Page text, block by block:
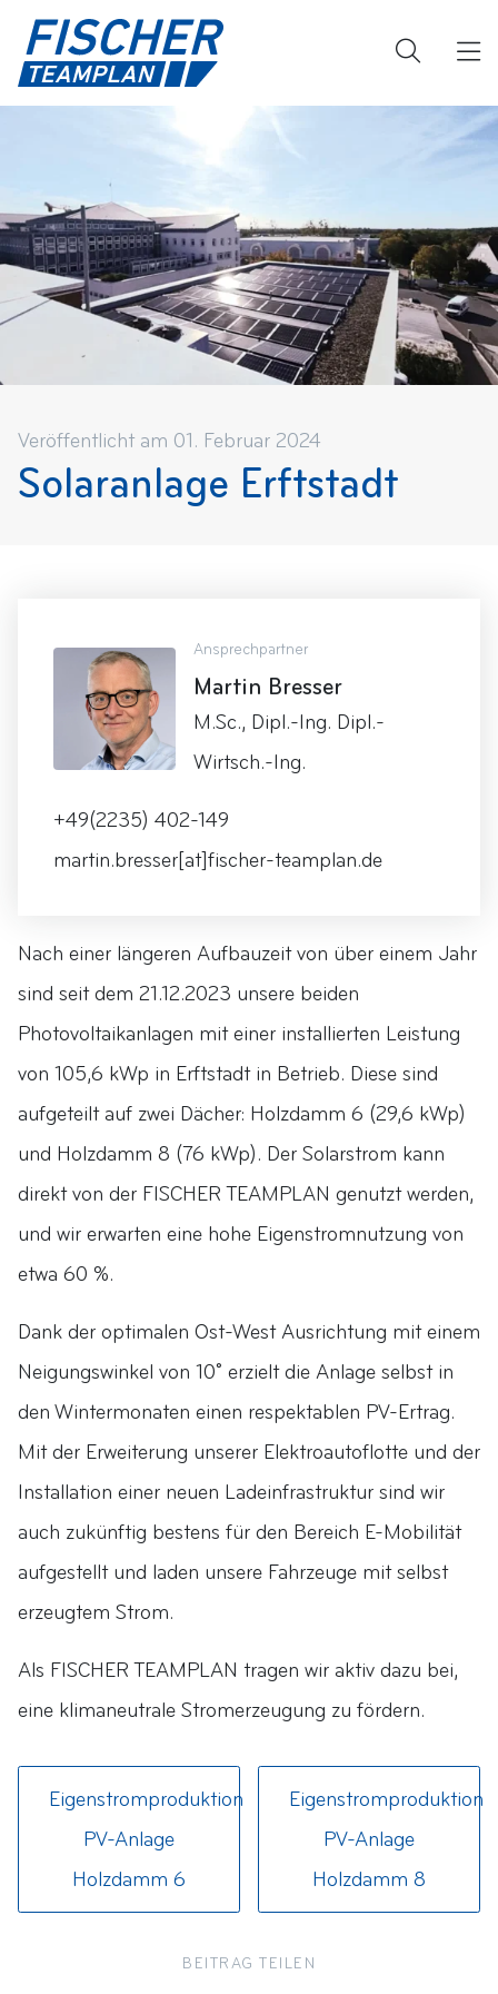
Veröffentlicht am 01. Februar 2024
Solaranlage Erftstadt
Nach einer längeren Aufbauzeit von über einem Jahr
sind seit dem 21.12.2023 unsere beiden
Photovoltaikanlagen mit einer installierten Leistung
von 105,6 kWp in Erftstadt in Betrieb. Diese sind
aufgeteilt auf zwei Dächer: Holzdamm 6 (29,6 kWp)
und Holzdamm 8 (76 kWp). Der Solarstrom kann
direkt von der FISCHER TEAMPLAN genutzt werden,
und wir erwarten eine hohe Eigenstromnutzung von
etwa 60 %.
Dank der optimalen Ost-West Ausrichtung mit einem
Neigungswinkel von 10° erzielt die Anlage selbst in
den Wintermonaten einen respektablen PV-Ertrag.
Mit der Erweiterung unserer Elektroautoflotte und der
Installation einer neuen Ladeinfrastruktur sind wir
auch zukünftig bestens für den Bereich E-Mobilität
aufgestellt und laden unsere Fahrzeuge mit selbst
erzeugtem Strom.
Als FISCHER TEAMPLAN tragen wir aktiv dazu bei,
eine klimaneutrale Stromerzeugung zu fördern.
Eigenstromproduktion
PV-Anlage
Holzdamm 6
Eigenstromproduktion
PV-Anlage
Holzdamm 8
BEITRAG TEILEN
Ansprechpartner
Martin Bresser
M.Sc., Dipl.-Ing. Dipl.-
Wirtsch.-Ing.
+49(2235) 402-149
martin.bresser[at]fischer-teamplan.de